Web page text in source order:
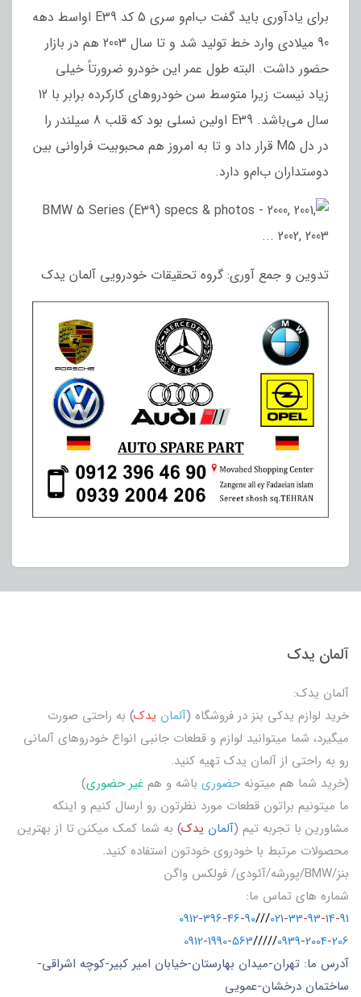
برای یادآوری باید گفت ب‌ام‌و سری 5 کد E39 اواسط دهه
90 میلادی وارد خط تولید شد و تا سال 2003 هم در بازار
حضور داشت. البته طول عمر این خودرو ضرورتاً خیلی
زیاد نیست زیرا متوسط سن خودروهای کارکرده برابر با 12
سال می‌باشد. E39 اولین نسلی بود که قلب 8 سیلندر را
در دل M5 قرار داد و تا به امروز هم محبوبیت فراوانی بین
دوستداران ب‌ام‌و دارد.
تدوین و جمع آوری: گروه تحقیقات خودرویی آلمان یدک
آلمان یدک
آلمان یدک:
خرید لوازم یدکی بنز در فروشگاه (آلمان یدک) به راحتی صورت
میگیرد، شما میتوانید لوازم و قطعات جانبی انواع خودروهای آلمانی
رو به راحتی از آلمان یدک تهیه کنید.
(خرید شما هم میتونه حضوری باشه و هم غیر حضوری)
ما میتونیم براتون قطعات مورد نظرتون رو ارسال کنیم و اینکه
مشاورین با تجربه تیم (آلمان یدک) به شما کمک میکنن تا از بهترین
محصولات مرتبط با خودروی خودتون استفاده کنید.
بنز/BMW/پورشه/آئودی/ فولکس واگن
شماره های تماس ما:
021-33-93-14-91
///
0912-396-46-90
0939-2004-206
/////
0912-1990-563
آدرس ما: تهران-میدان بهارستان-خیابان امیر کبیر-کوچه اشراقی-
ساختمان درخشان-عمویی